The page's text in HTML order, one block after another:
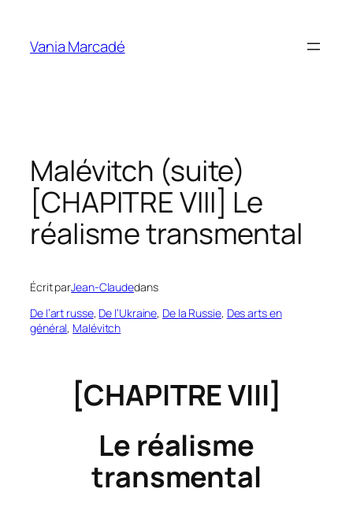
contenu
Vania Marcadé
Malévitch (suite)
[CHAPITRE VIII] Le
réalisme transmental
Écrit parJean-Claudedans
De l’art russe, De l’Ukraine, De la Russie, Des arts en
général, Malévitch
[CHAPITRE VIII]
Le réalisme
transmental